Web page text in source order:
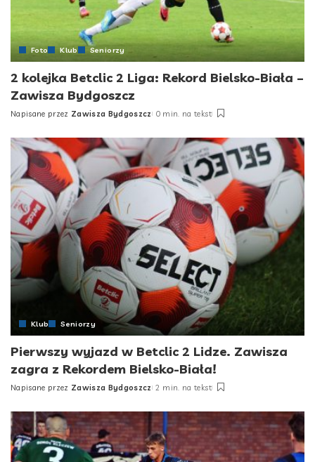
Foto Klub Seniorzy
2 kolejka Betclic 2 Liga: Rekord Bielsko-Biała –
Zawisza Bydgoszcz
Posted
Napisane przez Zawisza Bydgoszcz 0 min. na tekst
Klub Seniorzy
Pierwszy wyjazd w Betclic 2 Lidze. Zawisza
zagra z Rekordem Bielsko-Biała!
Posted
Napisane przez Zawisza Bydgoszcz 2 min. na tekst